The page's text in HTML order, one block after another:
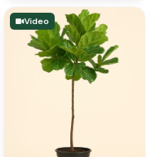
Video